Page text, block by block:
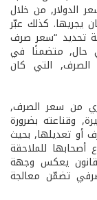
الدولار, من خلال
يجريها. كذلك عبّر
تحديد “سعر صرف
حال, متضمنًا في
الصرف, التي كان
من سعر الصرف,
وقناعته بضرورة
أو تعديلها, بحيث
للملاحقة
يعكس وجهة
تضمّن معالجة